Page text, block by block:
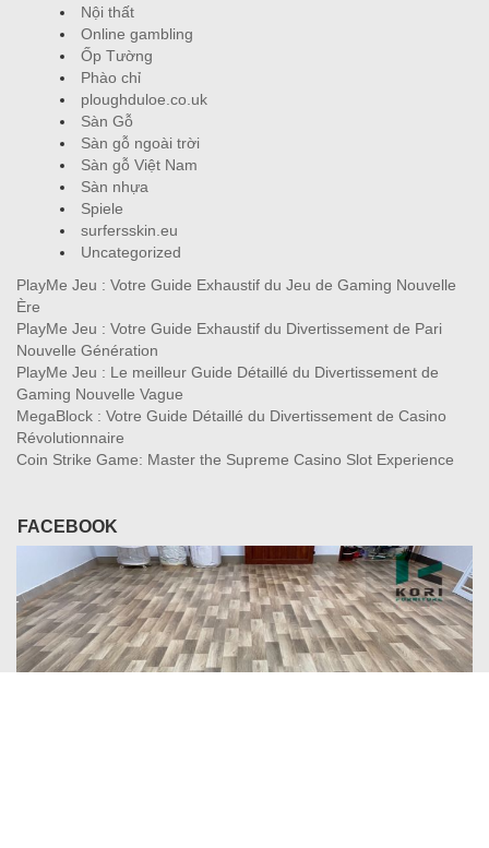
Nội thất
Online gambling
Ốp Tường
Phào chỉ
ploughduloe.co.uk
Sàn Gỗ
Sàn gỗ ngoài trời
Sàn gỗ Việt Nam
Sàn nhựa
Spiele
surfersskin.eu
Uncategorized
PlayMe Jeu : Votre Guide Exhaustif du Jeu de Gaming Nouvelle
Ère
PlayMe Jeu : Votre Guide Exhaustif du Divertissement de Pari
Nouvelle Génération
PlayMe Jeu : Le meilleur Guide Détaillé du Divertissement de
Gaming Nouvelle Vague
MegaBlock : Votre Guide Détaillé du Divertissement de Casino
Révolutionnaire
Coin Strike Game: Master the Supreme Casino Slot Experience
FACEBOOK